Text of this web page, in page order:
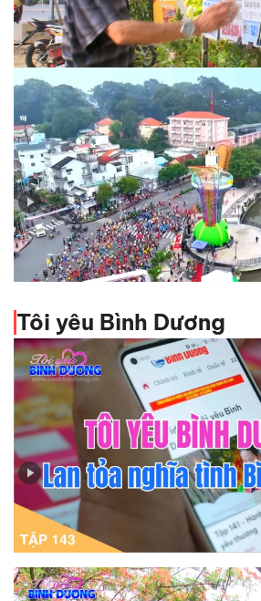
Nhịp sống báo in thời công nghệ số
Báo chí Bình Dương trong dòng
mạng Việt Nam
Tôi yêu Bình Dương
Tập 143 - Tôi yêu Bình Dương -
Dương